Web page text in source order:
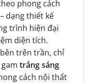
phong cách
– dạng thiết kế
trình hiện đại
diện tích.
trên trần, chỉ
trắng sáng
cách nội thất